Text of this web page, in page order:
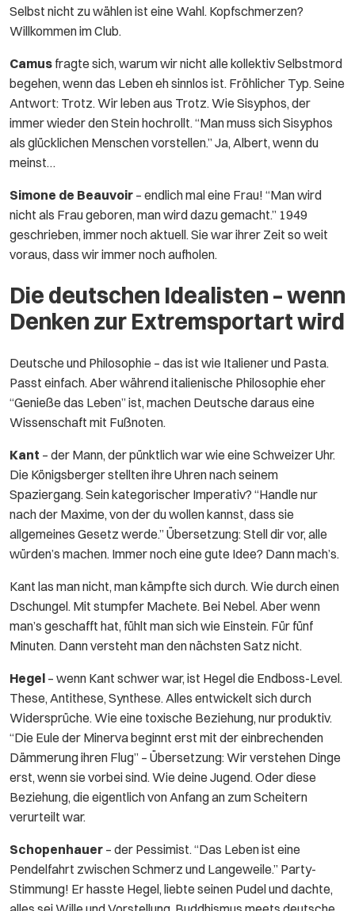
Selbst nicht zu wählen ist eine Wahl. Kopfschmerzen?
Willkommen im Club.
Camus fragte sich, warum wir nicht alle kollektiv Selbstmord
begehen, wenn das Leben eh sinnlos ist. Fröhlicher Typ. Seine
Antwort: Trotz. Wir leben aus Trotz. Wie Sisyphos, der
immer wieder den Stein hochrollt. “Man muss sich Sisyphos
als glücklichen Menschen vorstellen.” Ja, Albert, wenn du
meinst…
Simone de Beauvoir – endlich mal eine Frau! “Man wird
nicht als Frau geboren, man wird dazu gemacht.” 1949
geschrieben, immer noch aktuell. Sie war ihrer Zeit so weit
voraus, dass wir immer noch aufholen.
Die deutschen Idealisten – wenn
Denken zur Extremsportart wird
Deutsche und Philosophie – das ist wie Italiener und Pasta.
Passt einfach. Aber während italienische Philosophie eher
“Genieße das Leben” ist, machen Deutsche daraus eine
Wissenschaft mit Fußnoten.
Kant – der Mann, der pünktlich war wie eine Schweizer Uhr.
Die Königsberger stellten ihre Uhren nach seinem
Spaziergang. Sein kategorischer Imperativ? “Handle nur
nach der Maxime, von der du wollen kannst, dass sie
allgemeines Gesetz werde.” Übersetzung: Stell dir vor, alle
würden’s machen. Immer noch eine gute Idee? Dann mach’s.
Kant las man nicht, man kämpfte sich durch. Wie durch einen
Dschungel. Mit stumpfer Machete. Bei Nebel. Aber wenn
man’s geschafft hat, fühlt man sich wie Einstein. Für fünf
Minuten. Dann versteht man den nächsten Satz nicht.
Hegel – wenn Kant schwer war, ist Hegel die Endboss-Level.
These, Antithese, Synthese. Alles entwickelt sich durch
Widersprüche. Wie eine toxische Beziehung, nur produktiv.
“Die Eule der Minerva beginnt erst mit der einbrechenden
Dämmerung ihren Flug” – Übersetzung: Wir verstehen Dinge
erst, wenn sie vorbei sind. Wie deine Jugend. Oder diese
Beziehung, die eigentlich von Anfang an zum Scheitern
verurteilt war.
Schopenhauer – der Pessimist. “Das Leben ist eine
Pendelfahrt zwischen Schmerz und Langeweile.” Party-
Stimmung! Er hasste Hegel, liebte seinen Pudel und dachte,